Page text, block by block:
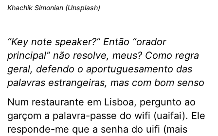
Khachik Simonian (Unsplash)
“Key note speaker?” Então “orador
principal” não resolve, meus? Como regra
geral, defendo o aportuguesamento das
palavras estrangeiras, mas com bom senso
Num restaurante em Lisboa, pergunto ao
garçom a palavra-passe do wifi (uaifai). Ele
responde-me que a senha do uifi (mais